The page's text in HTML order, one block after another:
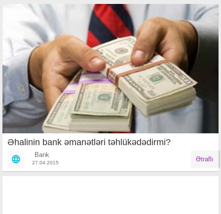
Əhalinin bank əmanətləri təhlükədədirmi?
Bank
27.04.2015 Ətraflı